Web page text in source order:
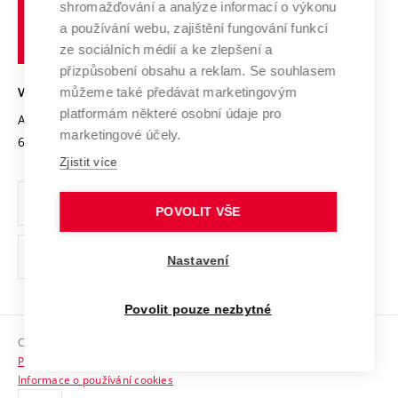
Transfer znalostí
Open Science
Projekty
Projekty ze strukturálních fondů
Specifický výzkum
Služby univerzity
Mezinárodní dohody
Univerzitní sítě
Udržitelná univerzita
Podnikavá univerzita / ContriBUTe
Bezpečná univerzita
Vyznamenání
Organizační struktura
Ochrana osobních údajů
odkaz)
Sociální bezpečí
HR Award
učení
technické
VYSOKÉ UČENÍ TECHNICKÉ V BRNĚ
Antonínská 548/1
602 00 Brno
www.vut.cz
vut@vutbr.cz
Copyright © 2026 VUT
Prohlášení o přístupnosti
Informace o používání cookies
shromažďování a analýze informací o výkonu
a používání webu, zajištění fungování funkcí
ze sociálních médií a ke zlepšení a
přizpůsobení obsahu a reklam. Se souhlasem
můžeme také předávat marketingovým
platformám některé osobní údaje pro
marketingové účely.
Zjistit více
POVOLIT VŠE
Nastavení
Povolit pouze nezbytné